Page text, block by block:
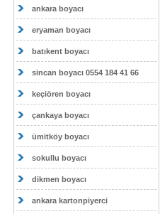
ankara boyacı
eryaman boyacı
batıkent boyacı
sincan boyacı 0554 184 41 66
keçiören boyacı
çankaya boyacı
ümitköy boyacı
sokullu boyacı
dikmen boyacı
ankara kartonpiyerci